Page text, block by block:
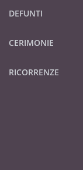
DEFUNTI
CERIMONIE
RICORRENZE